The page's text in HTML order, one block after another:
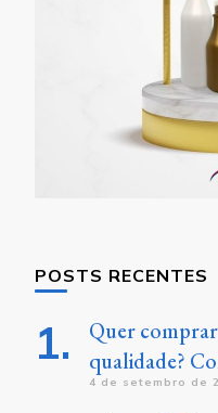
POSTS RECENTES
Quer
qualidade?
4 de setembro de